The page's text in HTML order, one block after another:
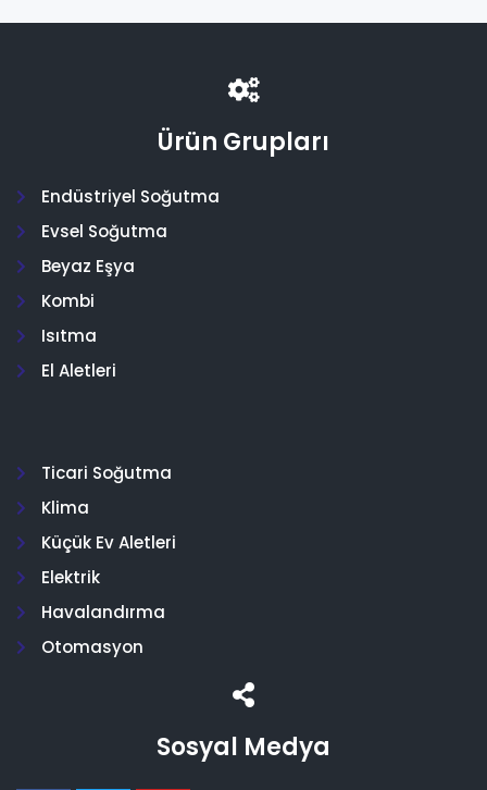
Ürün Grupları
Endüstriyel Soğutma
Evsel Soğutma
Beyaz Eşya
Kombi
Isıtma
El Aletleri
Ticari Soğutma
Klima
Küçük Ev Aletleri
Elektrik
Havalandırma
Otomasyon
Sosyal Medya